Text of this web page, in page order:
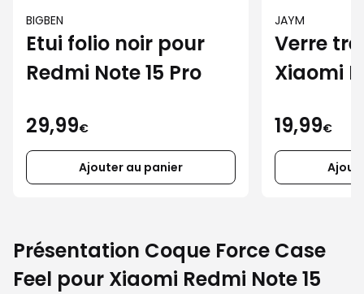
BIGBEN
Etui folio noir pour
Redmi Note 15 Pro
29,99€
Ajouter au panier
JAYM
Verre
Xiaomi
19,99€
Présentation Coque Force Case
Feel pour Xiaomi Redmi Note 15